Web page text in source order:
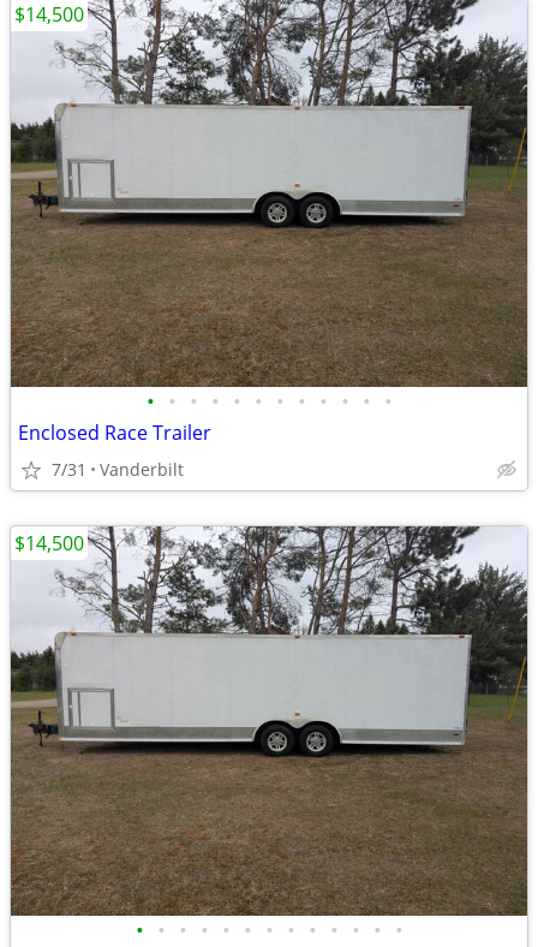
• • • • • • • • • • • •
Enclosed Race Trailer
7/31 Vanderbilt
$14,500
• • • • • • • • • • • • •
$14,500